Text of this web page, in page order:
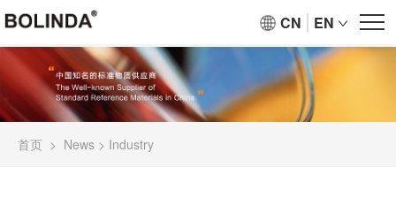
CN EN
首页 > News > Industry